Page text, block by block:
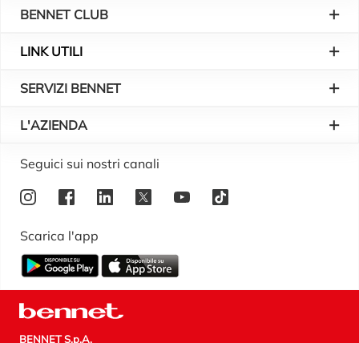
BENNET CLUB
LINK UTILI
SERVIZI BENNET
L'AZIENDA
Logo Bennet
Seguici sui nostri canali
Scarica l'app
BENNET S.p.A.